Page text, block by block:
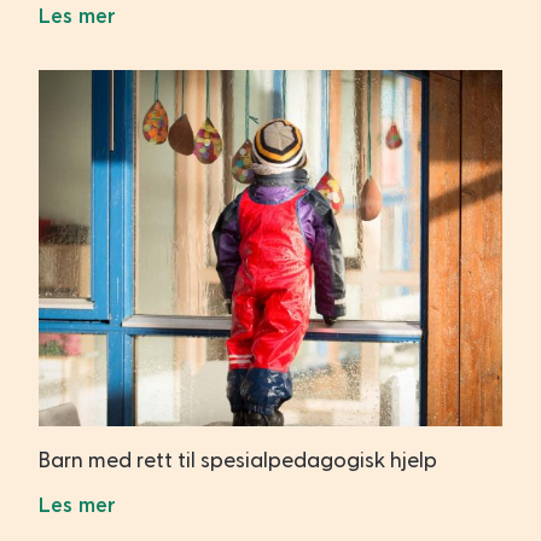
Les mer
Barn med rett til spesialpedagogisk hjelp
Les mer